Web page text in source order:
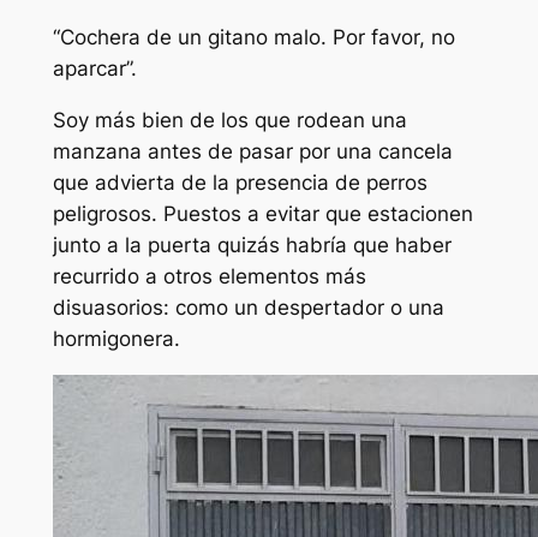
“Cochera de un gitano malo. Por favor, no
aparcar”.
Soy más bien de los que rodean una
manzana antes de pasar por una cancela
que advierta de la presencia de perros
peligrosos. Puestos a evitar que estacionen
junto a la puerta quizás habría que haber
recurrido a otros elementos más
disuasorios: como un despertador o una
hormigonera.